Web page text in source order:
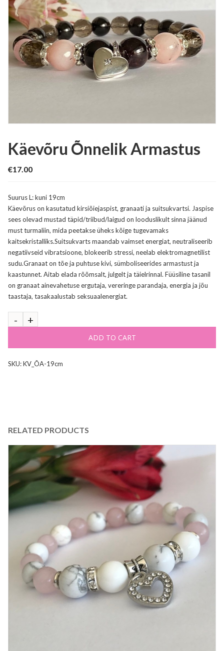
Käevõru Õnnelik Armastus
€17.00
Suurus L: kuni 19cm
Käevõrus on kasutatud kirsiõiejaspist, granaati ja suitsukvartsi. Jaspise
sees olevad mustad täpid/triibud/laigud on looduslikult sinna jäänud
must turmaliin, mida peetakse üheks kõige tugevamaks
kaitsekristalliks.Suitsukvarts maandab vaimset energiat, neutraliseerib
negatiivseid vibratsioone, blokeerib stressi, neelab elektromagnetilist
sudu.Granaat on tõe ja puhtuse kivi, sümboliseerides armastust ja
kaastunnet. Aitab elada rõõmsalt, julgelt ja täielrinnal. Füüsiline tasanil
on granaat ainevahetuse ergutaja, vereringe parandaja, energia ja jõu
taastaja, tasakaalustab seksuaalenergiat.
ADD TO CART
SKU:KV_ÕA-19cm
RELATED PRODUCTS